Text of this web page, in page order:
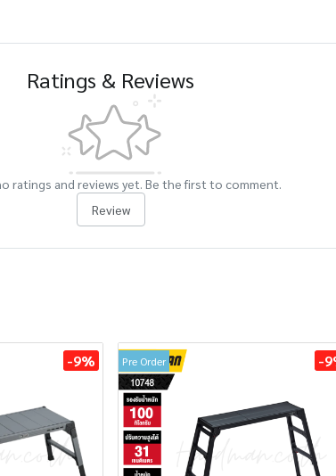
Ratings & Reviews
ratings and reviews yet. Be the first to comment.
Review
-9% Pre Order -